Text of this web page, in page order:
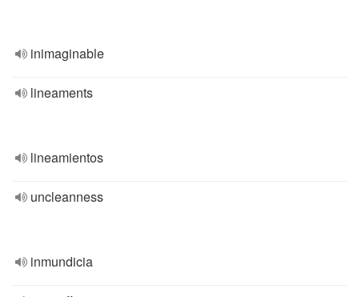
inimaginable
lineaments
lineamientos
uncleanness
inmundicia